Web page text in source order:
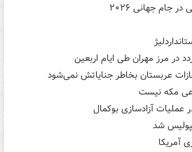
جام جهانی ۲۰۲۶
عربستان بخاطر جنایاتش نمی‌شود
مکه نیست
عملیات آزادسازی بوکمال
شد
آمریکا